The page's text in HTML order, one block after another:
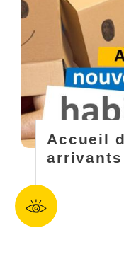
Accueil
arrivants